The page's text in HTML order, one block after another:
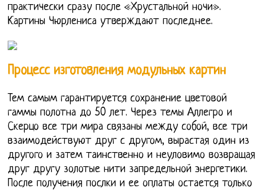
практически сразу после «Хрустальной ночи».
Картины Чюрлениса утверждают последнее.
Процесс изготовления модульных картин
Тем самым гарантируется сохранение цветовой
гаммы полотна до 50 лет. Через темы Аллегро и
Скерцо все три мира связаны между собой, все три
взаимодействуют друг с другом, вырастая один из
другого и затем таинственно и неуловимо возвращая
друг другу золотые нити запредельной энергетики.
После получения послки и ее оплаты остается только